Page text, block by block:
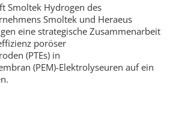
Smoltek Hydrogen des
Smoltek und Heraeus
eine strategische Zusammenarbeit
poröser
(PTEs) in
(PEM)-Elektrolyseuren auf ein